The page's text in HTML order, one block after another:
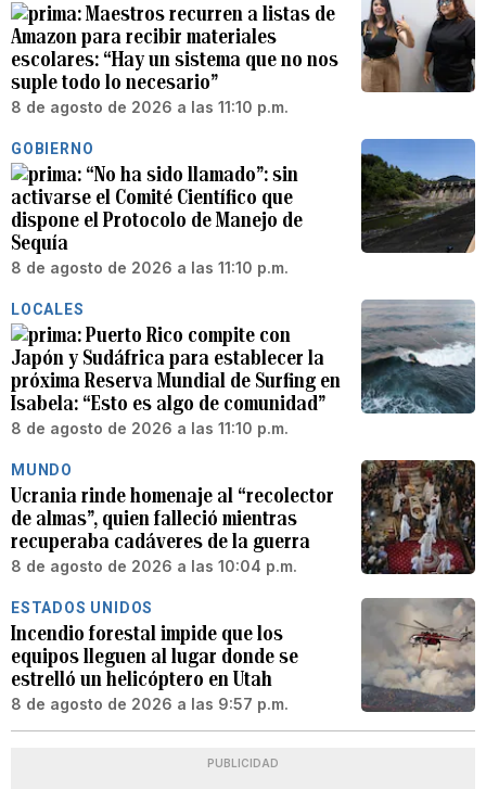
Maestros recurren a listas de
Amazon para recibir materiales
escolares: “Hay un sistema que no nos
suple todo lo necesario”
8 de agosto de 2026 a las 11:10 p.m.
GOBIERNO
“No ha sido llamado”: sin
activarse el Comité Científico que
dispone el Protocolo de Manejo de
Sequía
8 de agosto de 2026 a las 11:10 p.m.
LOCALES
Puerto Rico compite con
Japón y Sudáfrica para establecer la
próxima Reserva Mundial de Surfing en
Isabela: “Esto es algo de comunidad”
8 de agosto de 2026 a las 11:10 p.m.
MUNDO
Ucrania rinde homenaje al “recolector
de almas”, quien falleció mientras
recuperaba cadáveres de la guerra
8 de agosto de 2026 a las 10:04 p.m.
ESTADOS UNIDOS
Incendio forestal impide que los
equipos lleguen al lugar donde se
estrelló un helicóptero en Utah
8 de agosto de 2026 a las 9:57 p.m.
PUBLICIDAD